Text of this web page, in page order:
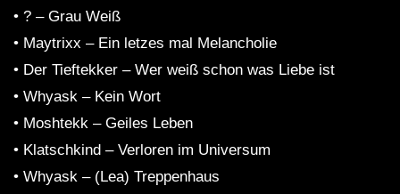
Wanja & Crotekk – Acid Wars Floor @
Ruhr-in-Love Festival 2023
#crotekkclassics Borderline & Crotekk
@ Bunker Petkus 20.04.2013
• ? – Grau Weiß
• Maytrixx – Ein letzes mal Melancholie
• Der Tieftekker – Wer weiß schon was Liebe ist
• Whyask – Kein Wort
• Moshtekk – Geiles Leben
• Klatschkind – Verloren im Universum
• Whyask – (Lea) Treppenhaus